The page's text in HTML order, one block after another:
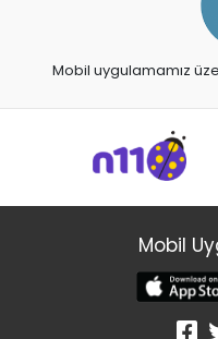
Mobil uygulamamız
Mobil